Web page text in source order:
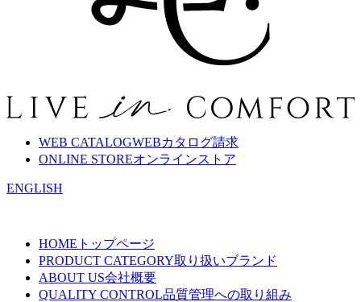
WEB CATALOGWEBカタログ請求
ONLINE STOREオンラインストア
ENGLISH
HOME トップページ
PRODUCT CATEGORY取り扱いブランド
ABOUT US会社概要
QUALITY CONTROL品質管理への取り組み